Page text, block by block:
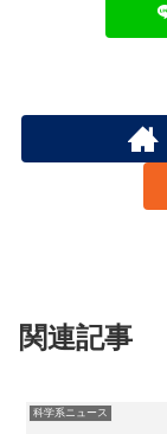
関連記事
科学系ニュース